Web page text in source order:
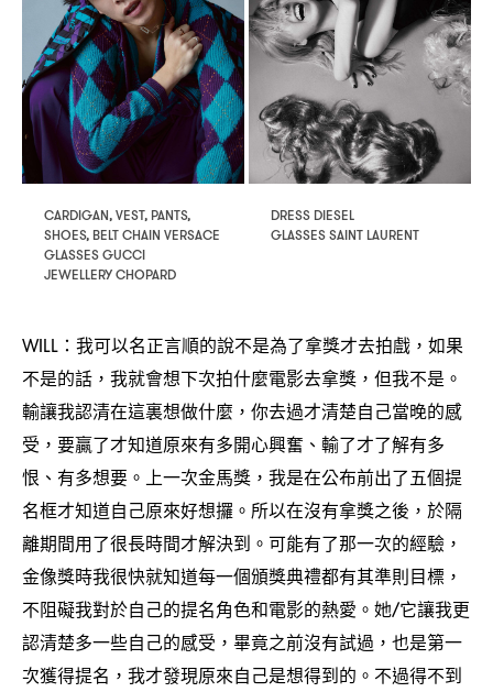
CARDIGAN, VEST, PANTS,
SHOES, BELT CHAIN VERSACE
GLASSES GUCCI
JEWELLERY CHOPARD
DRESS DIESEL
GLASSES SAINT LAURENT
WILL： 我可以名正言順的說不是為了拿獎才去拍戲 ， 如果
不是的話 ， 我就會想下次拍什麼電影去拿獎 ， 但我不是。
輸讓我認清在這裏想做什麼 ， 你去過才清楚自己當晚的感
受 ， 要贏了才知道原來有多開心興奮、輸了才了解有多
恨、有多想要。上一次金馬獎 ， 我是在公布前出了五個提
名框才知道自己原來好想攞。所以在沒有拿獎之後 ， 於隔
離期間用了很長時間才解決到。可能有了那一次的經驗 ，
金像獎時我很快就知道每一個頒獎典禮都有其準則目標 ，
不阻礙我對於自己的提名角色和電影的熱愛。她/它讓我更
認清楚多一些自己的感受 ， 畢竟之前沒有試過 ， 也是第一
次獲得提名 ， 我才發現原來自己是想得到的。不過得不到